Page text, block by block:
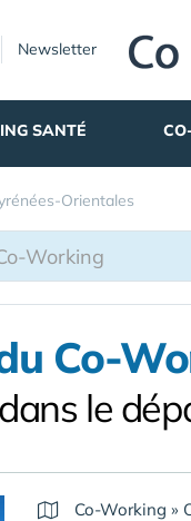
Newsletter
SANTÉ
Orientales
Co-
dans le
Co-Working »